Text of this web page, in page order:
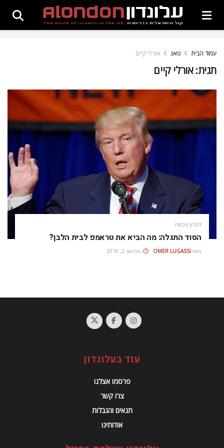
עמוד הבית טאג אורלי קיים
תגית:אורלי קיים
לונדון עכשיו
הסוד התגלה: מה הביא את טראמפ לבית הלבן?
מאת OMER LUGASSI פברואר 2, 2018
עוד בעלונדון
פרסמו אצלנו
צרו קשר
תנאים והגבלות
אודותינו